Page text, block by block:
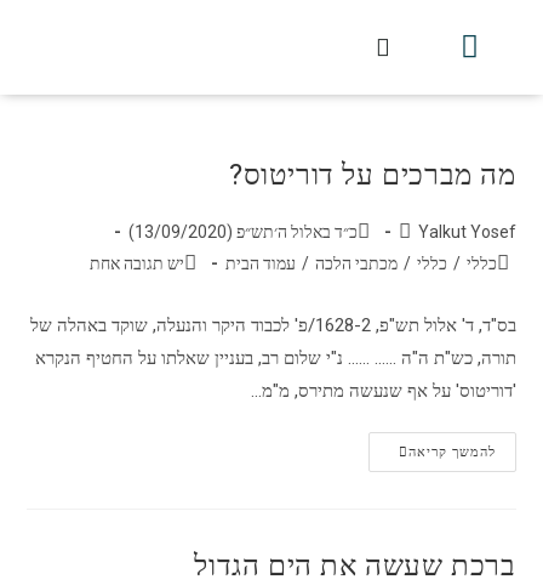
מה מברכים על דוריטוס?
Yalkut Yosef
כ״ד באלול ה׳תש״פ (13/09/2020)
כללי / כללי / מכתבי הלכה / עמוד הבית יש תגובה אחת
בס"ד, ‏ד' אלול תש"פ, 1628-2/פ' לכבוד היקר והנעלה, שוקד באהלה של
תורה, כש"ת ה"ה ...... ...... נ"י שלום רב, בעניין שאלתו על החטיף הנקרא
'דוריטוס' על אף שנעשה מתירס, מ"מ…
להמשך קריאה
ברכת שעשה את הים הגדול